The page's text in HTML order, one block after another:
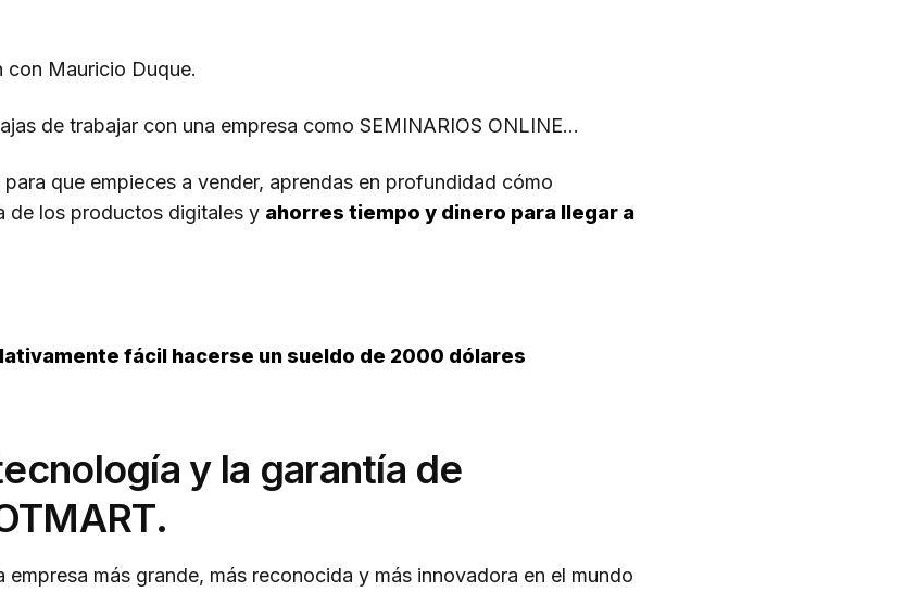
con Mauricio Duque.
de trabajar con una empresa como SEMINARIOS ONLINE…
que empieces a vender, aprendas en profundidad cómo
de los productos digitales y ahorres tiempo y dinero para llegar a
fácil hacerse un sueldo de 2000 dólares
y la garantía de
empresa más grande, más reconocida y más innovadora en el mundo